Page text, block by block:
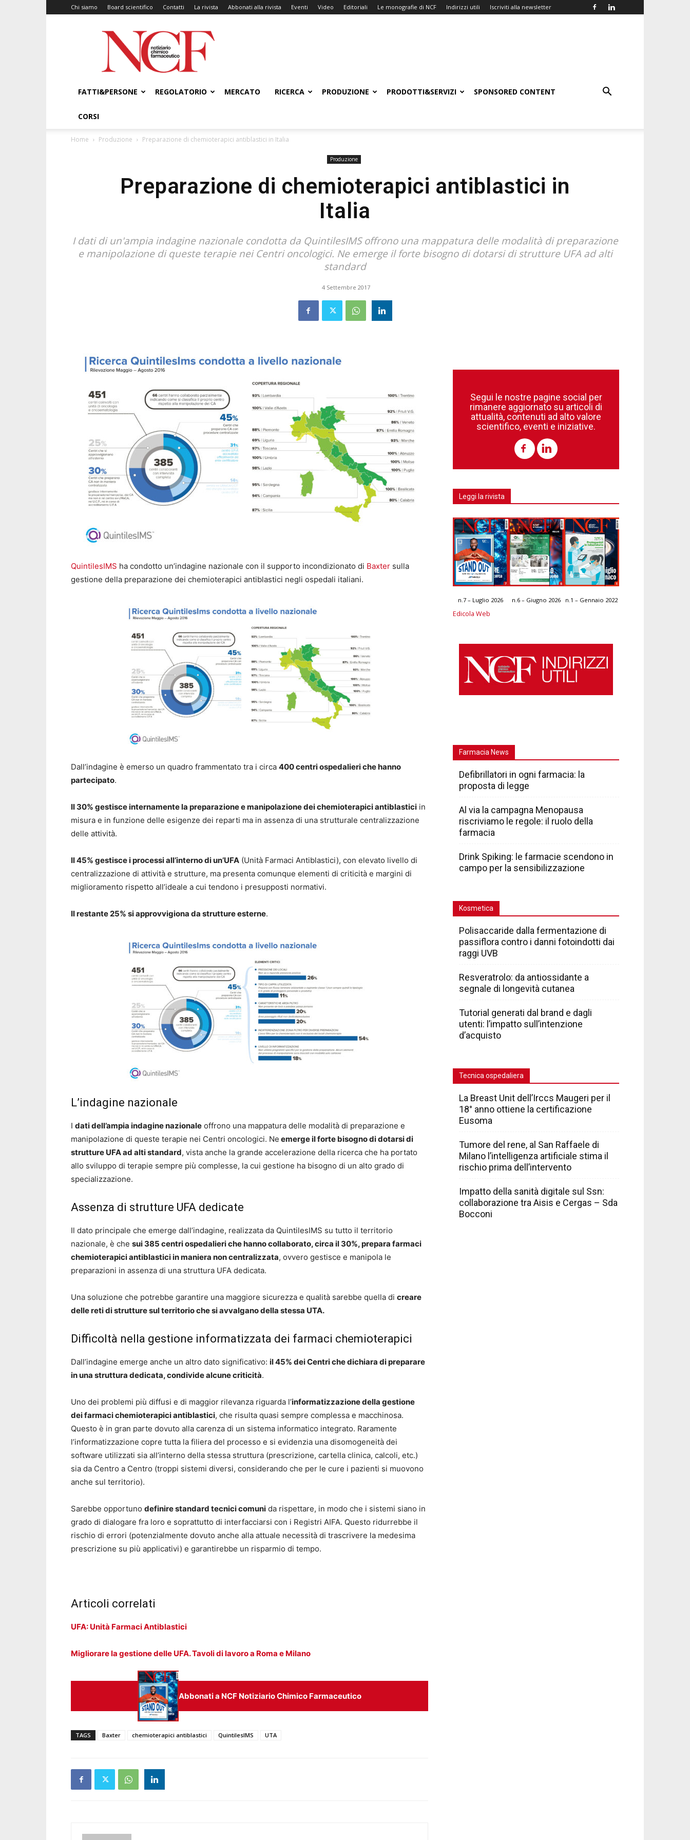
Chi siamo Board scientifico Contatti La rivista Abbonati alla rivista Eventi Video Editoriali Le monografie di NCF Indirizzi utili Iscriviti alla newsletter
NCF
–
Notiziario
Chimico
FATTI&PERSONE
REGOLATORIO MERCATO RICERCA PRODUZIONE PRODOTTI&SERVIZI SPONSORED CONTENT
CORSI
Home Produzione Preparazione di chemioterapici antiblastici in Italia
Produzione
Preparazione di chemioterapici antiblastici in
Italia
I dati di un'ampia indagine nazionale condotta da QuintilesIMS offrono una mappatura delle modalità di preparazione
e manipolazione di queste terapie nei Centri oncologici. Ne emerge il forte bisogno di dotarsi di strutture UFA ad alti
standard
4 Settembre 2017
QuintilesIMS ha condotto un’indagine nazionale con il supporto incondizionato di Baxter sulla
gestione della preparazione dei chemioterapici antiblastici negli ospedali italiani.
Dall’indagine è emerso un quadro frammentato tra i circa 400 centri ospedalieri che hanno
partecipato.
Il 30% gestisce internamente la preparazione e manipolazione dei chemioterapici antiblastici in
misura e in funzione delle esigenze dei reparti ma in assenza di una strutturale centralizzazione
delle attività.
Il 45% gestisce i processi all’interno di un’UFA (Unità Farmaci Antiblastici), con elevato livello di
centralizzazione di attività e strutture, ma presenta comunque elementi di criticità e margini di
miglioramento rispetto all’ideale a cui tendono i presupposti normativi.
Il restante 25% si approvvigiona da strutture esterne.
L’indagine nazionale
I dati dell’ampia indagine nazionale offrono una mappatura delle modalità di preparazione e
manipolazione di queste terapie nei Centri oncologici. Ne emerge il forte bisogno di dotarsi di
strutture UFA ad alti standard, vista anche la grande accelerazione della ricerca che ha portato
allo sviluppo di terapie sempre più complesse, la cui gestione ha bisogno di un alto grado di
specializzazione.
Assenza di strutture UFA dedicate
Il dato principale che emerge dall’indagine, realizzata da QuintilesIMS su tutto il territorio
nazionale, è che sui 385 centri ospedalieri che hanno collaborato, circa il 30%, prepara farmaci
chemioterapici antiblastici in maniera non centralizzata, ovvero gestisce e manipola le
preparazioni in assenza di una struttura UFA dedicata.
Una soluzione che potrebbe garantire una maggiore sicurezza e qualità sarebbe quella di creare
delle reti di strutture sul territorio che si avvalgano della stessa UTA.
Difficoltà nella gestione informatizzata dei farmaci chemioterapici
Dall’indagine emerge anche un altro dato significativo: il 45% dei Centri che dichiara di preparare
in una struttura dedicata, condivide alcune criticità.
Uno dei problemi più diffusi e di maggior rilevanza riguarda l’informatizzazione della gestione
dei farmaci chemioterapici antiblastici, che risulta quasi sempre complessa e macchinosa.
Questo è in gran parte dovuto alla carenza di un sistema informatico integrato. Raramente
l’informatizzazione copre tutta la filiera del processo e si evidenzia una disomogeneità dei
software utilizzati sia all’interno della stessa struttura (prescrizione, cartella clinica, calcoli, etc.)
sia da Centro a Centro (troppi sistemi diversi, considerando che per le cure i pazienti si muovono
anche sul territorio).
Sarebbe opportuno definire standard tecnici comuni da rispettare, in modo che i sistemi siano in
grado di dialogare fra loro e soprattutto di interfacciarsi con i Registri AIFA. Questo ridurrebbe il
rischio di errori (potenzialmente dovuto anche alla attuale necessità di trascrivere la medesima
prescrizione su più applicativi) e garantirebbe un risparmio di tempo.
Articoli correlati
UFA: Unità Farmaci Antiblastici
Migliorare la gestione delle UFA. Tavoli di lavoro a Roma e Milano
Abbonati a NCF Notiziario Chimico Farmaceutico
TAGS Baxter chemioterapici antiblastici QuintilesIMS UTA
Segui le nostre pagine social per
rimanere aggiornato su articoli di
attualità, contenuti ad alto valore
scientifico, eventi e iniziative.
Leggi la rivista
n.7 – Luglio 2026 n.6 – Giugno 2026 n.1 – Gennaio 2022
Edicola Web
Farmacia News
Defibrillatori in ogni farmacia: la
proposta di legge
Al via la campagna Menopausa
riscriviamo le regole: il ruolo della
farmacia
Drink Spiking: le farmacie scendono in
campo per la sensibilizzazione
Kosmetica
Polisaccaride dalla fermentazione di
passiflora contro i danni fotoindotti dai
raggi UVB
Resveratrolo: da antiossidante a
segnale di longevità cutanea
Tutorial generati dal brand e dagli
utenti: l’impatto sull’intenzione
d’acquisto
Tecnica ospedaliera
La Breast Unit dell’Irccs Maugeri per il
18° anno ottiene la certificazione
Eusoma
Tumore del rene, al San Raffaele di
Milano l’intelligenza artificiale stima il
rischio prima dell’intervento
Impatto della sanità digitale sul Ssn:
collaborazione tra Aisis e Cergas – Sda
Bocconi